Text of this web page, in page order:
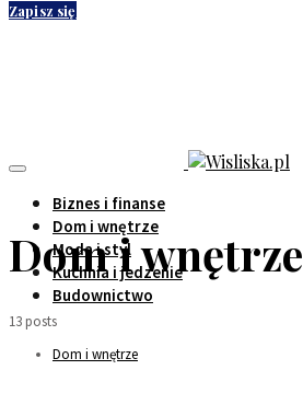
Zapisz się
Biznes i finanse
Dom i wnętrze
Moda i styl
Kuchnia i jedzenie
Budownictwo
Dom i wnętrze
13 posts
Dom i wnętrze